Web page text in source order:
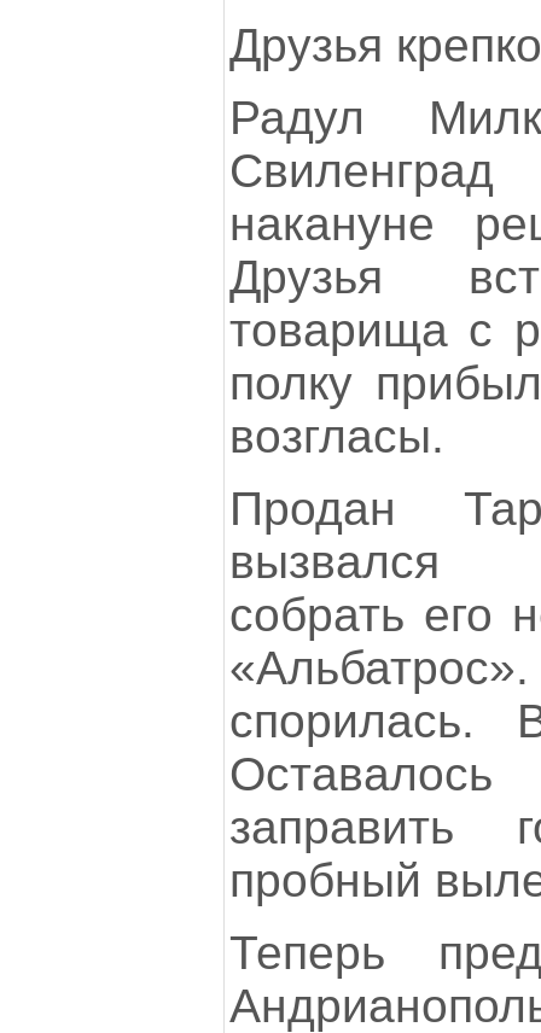
Друзья
Радул
накануне
Друзья
товарища с
полку
возгласы.
Продан
вызвался
собрать его
спорилась.
заправить
пробный
Теперь